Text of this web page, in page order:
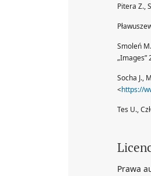
Pitera Z.,
Smoleń
„Images”
Socha J.,
<https://
Tes U.,
Prawa